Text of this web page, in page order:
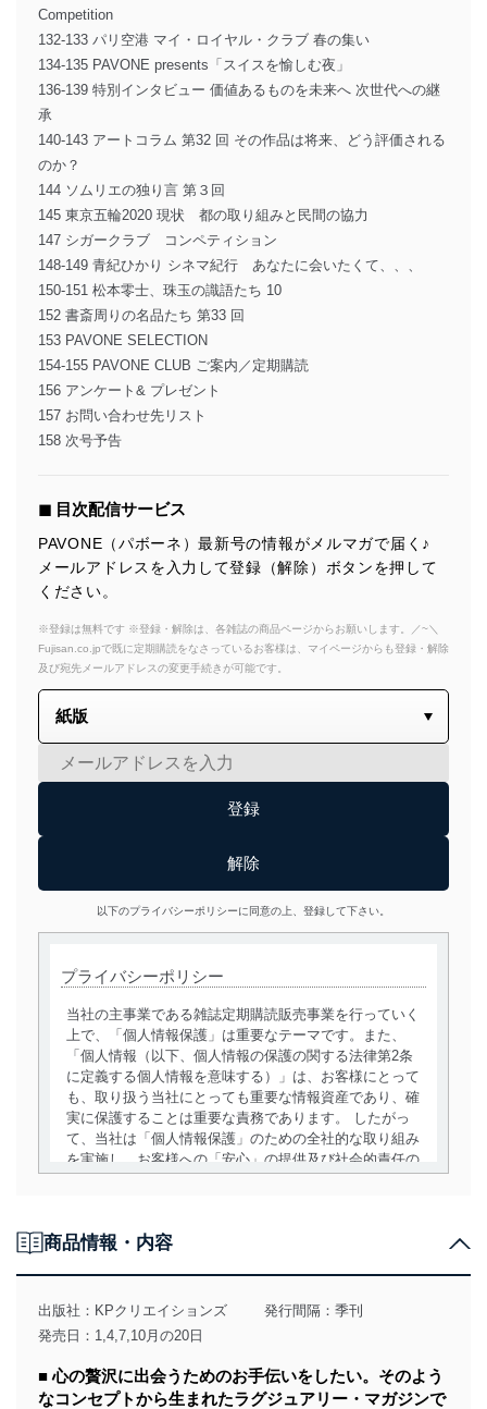
Competition
132-133 パリ空港 マイ・ロイヤル・クラブ 春の集い
134-135 PAVONE presents「スイスを愉しむ夜」
136-139 特別インタビュー 価値あるものを未来へ 次世代への継
承
140-143 アートコラム 第32 回 その作品は将来、どう評価される
のか？
144 ソムリエの独り言 第３回
145 東京五輪2020 現状 都の取り組みと民間の協力
147 シガークラブ コンペティション
148-149 青紀ひかり シネマ紀行 あなたに会いたくて、、、
150-151 松本零士、珠玉の識語たち 10
152 書斎周りの名品たち 第33 回
153 PAVONE SELECTION
154-155 PAVONE CLUB ご案内／定期購読
156 アンケート& プレゼント
157 お問い合わせ先リスト
158 次号予告
◼︎ 目次配信サービス
PAVONE（パボーネ）最新号の情報がメルマガで届く♪
メールアドレスを入力して登録（解除）ボタンを押して
ください。
※登録は無料です ※登録・解除は、各雑誌の商品ページからお願いします。／~＼
Fujisan.co.jpで既に定期購読をなさっているお客様は、マイページからも登録・解除
及び宛先メールアドレスの変更手続きが可能です。
以下のプライバシーポリシーに同意の上、登録して下さい。
プライバシーポリシー
当社の主事業である雑誌定期購読販売事業を行っていく
上で、「個人情報保護」は重要なテーマです。また、
「個人情報（以下、個人情報の保護の関する法律第2条
に定義する個人情報を意味する）」は、お客様にとって
も、取り扱う当社にとっても重要な情報資産であり、確
実に保護することは重要な責務であります。 したがっ
て、当社は「個人情報保護」のための全社的な取り組み
を実施し、お客様への「安心」の提供及び社会的責任の
用目的を明確にし、本人の同意を得たうえで利用目的の
達成に必要な範囲内で適法かつ公正な手段によって取
得・利用・提供を行います。また、当社が保有している
個人情報は、同意を得ずに目的外利用、第三者への提
みを確実にするため、従業者等の教育を徹底してまいり
ます。また、目的外利用を行わないために、適切な管理
商品情報・内容
出版社： KPクリエイションズ
発行間隔：季刊
発売日：1,4,7,10月の20日
■ 心の贅沢に出会うためのお手伝いをしたい。そのよう
なコンセプトから生まれたラグジュアリー・マガジンで